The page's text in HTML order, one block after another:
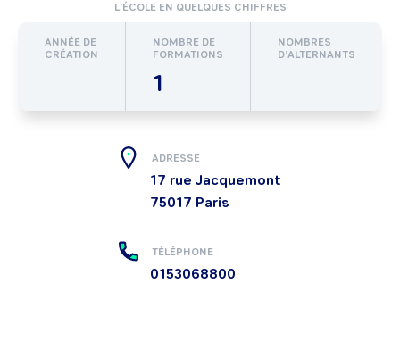
L’ÉCOLE EN QUELQUES CHIFFRES
ANNÉE DE
CRÉATION
NOMBRE DE
FORMATIONS
1
NOMBRES
D’ALTERNANTS
ADRESSE
17 rue Jacquemont
75017 Paris
TÉLÉPHONE
0153068800